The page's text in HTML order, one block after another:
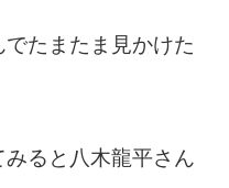
たまたま見かけた
ると八木龍平さん